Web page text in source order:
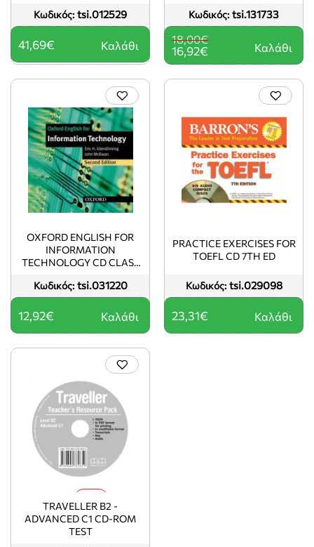
Κωδικός: tsi.012529
41,69€ Καλάθι
Κωδικός: tsi.131733
16,92€
18,00€
Καλάθι
Κωδικός: tsi.031220
OXFORD ENGLISH FOR
INFORMATION
TECHNOLOGY CD CLASS
12,92€ Καλάθι
Κωδικός: tsi.029098
PRACTICE EXERCISES FOR
TOEFL CD 7TH ED
23,31€ Καλάθι
TRAVELLER Β2 -
ADVANCED C1 CD-ROM
TEST